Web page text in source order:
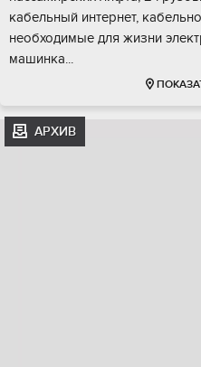
кабельный интернет,
необходимые для жизни
машинка...
АРХИВ